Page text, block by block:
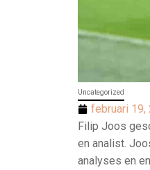
Uncategorized
februari 19,
Filip Joos
en analist.
analyses en